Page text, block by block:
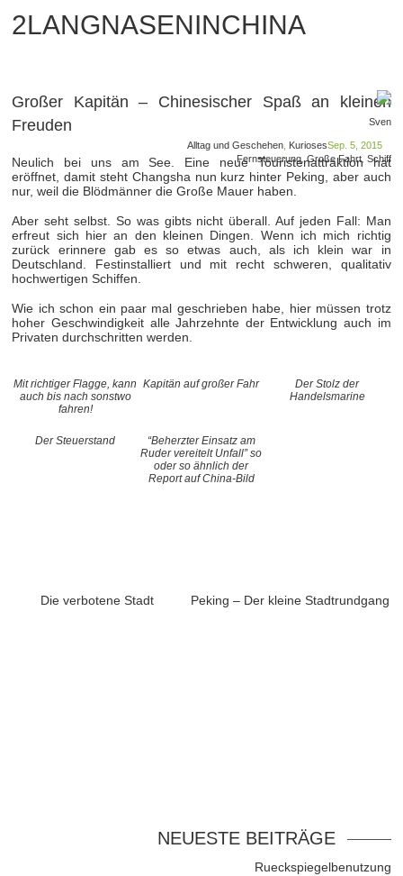
2LANGNASENINCHINA
Großer Kapitän – Chinesischer Spaß an kleinen
Freuden
Sven
Sep. 5, 2015
Alltag und Geschehen, Kurioses
Fernsteuerung,Große Fahrt, Schiff
Neulich bei uns am See. Eine neue Touristenattraktion hat
eröffnet, damit steht Changsha nun kurz hinter Peking, aber auch
nur, weil die Blödmänner die Große Mauer haben.
Aber seht selbst. So was gibts nicht überall. Auf jeden Fall: Man
erfreut sich hier an den kleinen Dingen. Wenn ich mich richtig
zurück erinnere gab es so etwas auch, als ich klein war in
Deutschland. Festinstalliert und mit recht schweren, qualitativ
hochwertigen Schiffen.
Wie ich schon ein paar mal geschrieben habe, hier müssen trotz
hoher Geschwindigkeit alle Jahrzehnte der Entwicklung auch im
Privaten durchschritten werden.
Mit richtiger Flagge, kann
auch bis nach sonstwo
fahren!
Kapitän auf großer Fahr
Der Stolz der
Handelsmarine
Der Steuerstand
“Beherzter Einsatz am
Ruder vereitelt Unfall” so
oder so ähnlich der
Report auf China-Bild
Die verbotene Stadt Peking – Der kleine Stadtrundgang
NEUESTE BEITRÄGE
Rueckspiegelbenutzung